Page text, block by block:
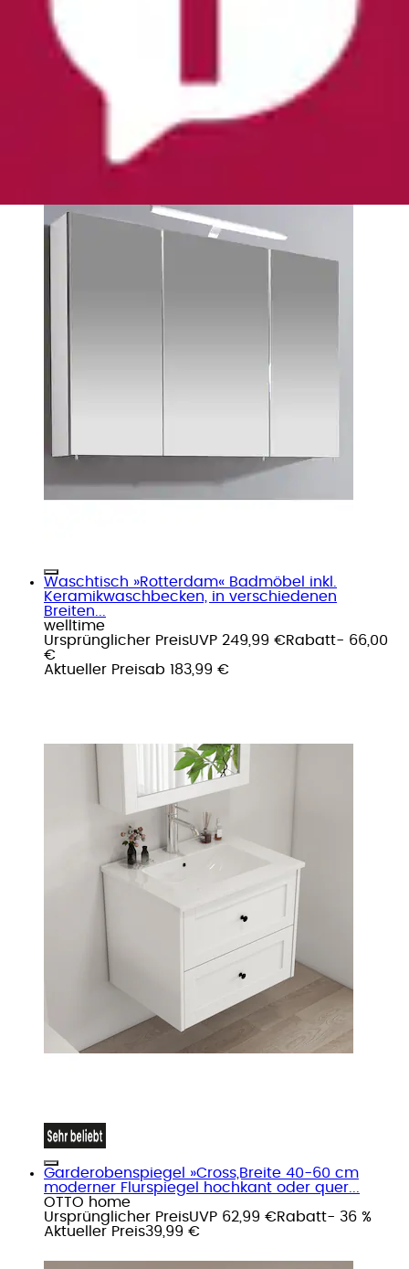
Spiegelschrank »Irene, Spiegelschrank, Made in
Germany, B: 100 cm« Solide Verarbeitung...
Schildmeyer
Ursprünglicher Preis
Rabatt- 189,00
Aktueller Preis
210,99 €
Waschtisch »Rotterdam« Badmöbel inkl.
Keramikwaschbecken, in verschiedenen
Breiten...
welltime
Ursprünglicher PreisUVP 249,99 €Rabatt- 66,00
€
Aktueller Preisab 183,99 €
Garderobenspiegel »Cross,Breite 40-60 cm
moderner Flurspiegel hochkant oder quer...
OTTO home
Ursprünglicher PreisUVP 62,99 €Rabatt- 36 %
Aktueller Preis39,99 €